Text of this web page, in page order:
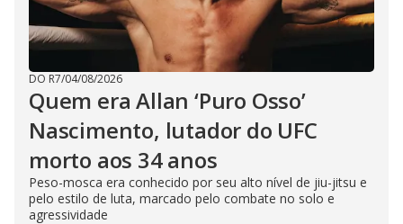
DO R7/04/08/2026
Quem era Allan ‘Puro Osso’
Nascimento, lutador do UFC
morto aos 34 anos
Peso-mosca era conhecido por seu alto nível de jiu-jitsu e
pelo estilo de luta, marcado pelo combate no solo e
agressividade